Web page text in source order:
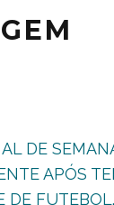
DE
APÓS
DE FUTEBOL.